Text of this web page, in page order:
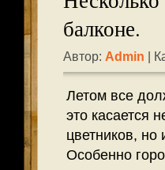
балконе.
Автор: Admin |
Летом все
это касается
цветников, но
Особенно